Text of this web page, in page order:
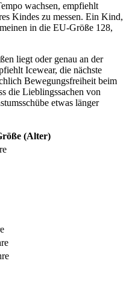
wachsen, empfiehlt
Kindes zu messen. Ein Kind,
in die EU-Größe 128,
liegt oder genau an der
Icewear, die nächste
Bewegungsfreiheit beim
die Lieblingssachen von
etwas länger
(Alter)